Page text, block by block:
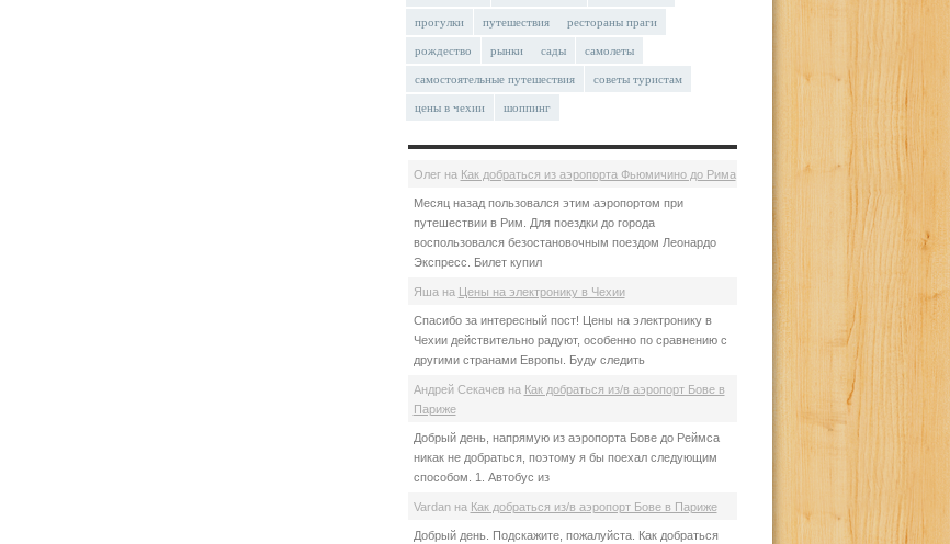
прогулки путешествия рестораны праги
рождество рынки сады самолеты
самостоятельные путешествия советы туристам
цены в чехии шоппинг
Олегна Как добраться из аэропорта Фьюмичино до Рима
Месяц назад пользовался этим аэропортом при
путешествии в Рим. Для поездки до города
воспользовался безостановочным поездом Леонардо
Экспресс. Билет купил
Яша на Цены на электронику в Чехии
Спасибо за интересный пост! Цены на электронику в
Чехии действительно радуют, особенно по сравнению с
другими странами Европы. Буду следить
Андрей Секачев на Как добраться из/в аэропорт Бове в
Париже
Добрый день, напрямую из аэропорта Бове до Реймса
никак не добраться, поэтому я бы поехал следующим
способом. 1. Автобус из
Vardanна Как добраться из/в аэропорт Бове в Париже
Добрый день. Подскажите, пожалуйста. Как добраться